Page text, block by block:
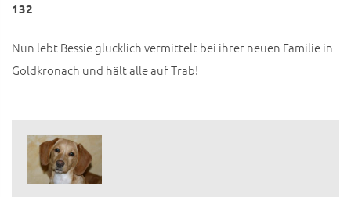
132
Nun lebt Bessie glücklich vermittelt bei ihrer neuen Familie in
Goldkronach und hält alle auf Trab!